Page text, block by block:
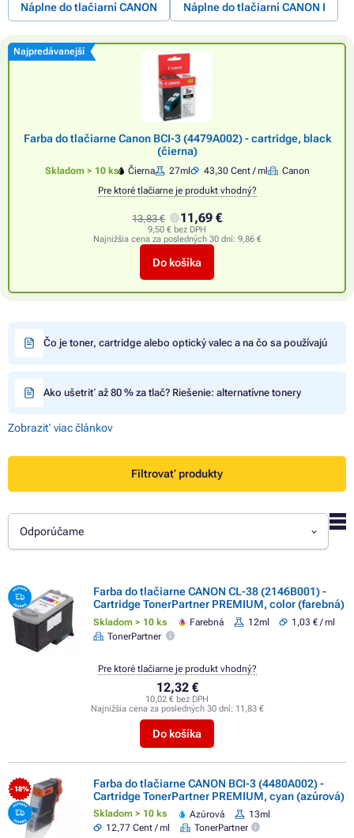
Náplne do tlačiarní CANON Náplne do tlačiarní CANON I
Najpredávanejší
Farba do tlačiarne Canon BCI-3 (4479A002) - cartridge, black
(čierna)
Skladom > 10 ks Čierna 27ml 43,30 Cent / ml
Canon
Pre ktoré tlačiarne je produkt vhodný?
13,83 € 11,69 €
9,50 € bez DPH
Najnižšia cena za posledných 30 dní: 9,86 €
Do košíka
Čo je toner, cartridge alebo optický valec a na čo sa používajú
Ako ušetriť až 80 % za tlač? Riešenie: alternatívne tonery
Zobraziť viac článkov
Filtrovať produkty
Odporúčame
Farba do tlačiarne CANON CL-38 (2146B001) -
Cartridge TonerPartner PREMIUM, color (farebná)
Skladom > 10 ks Farebná 12ml
1,03 € / ml
TonerPartner
12,32 €
10,02 € bez DPH
Najnižšia cena za posledných 30 dní: 11,83 €
Do košíka
Pre ktoré tlačiarne je produkt vhodný?
- 18%
Farba do tlačiarne CANON BCI-3 (4480A002) -
Cartridge TonerPartner PREMIUM, cyan (azúrová)
Skladom > 10 ks Azúrová
13ml
12,77 Cent / ml
TonerPartner